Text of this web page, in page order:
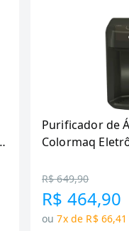
Purificador de
Colormaq
R$ 649,90
R$ 464,90
ou 7x de R$ 66,41